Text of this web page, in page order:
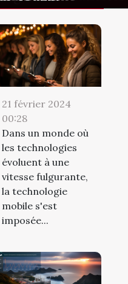
21 février 2024
00:28
Dans un monde où
les technologies
évoluent à une
vitesse fulgurante,
la technologie
mobile s'est
imposée...
?